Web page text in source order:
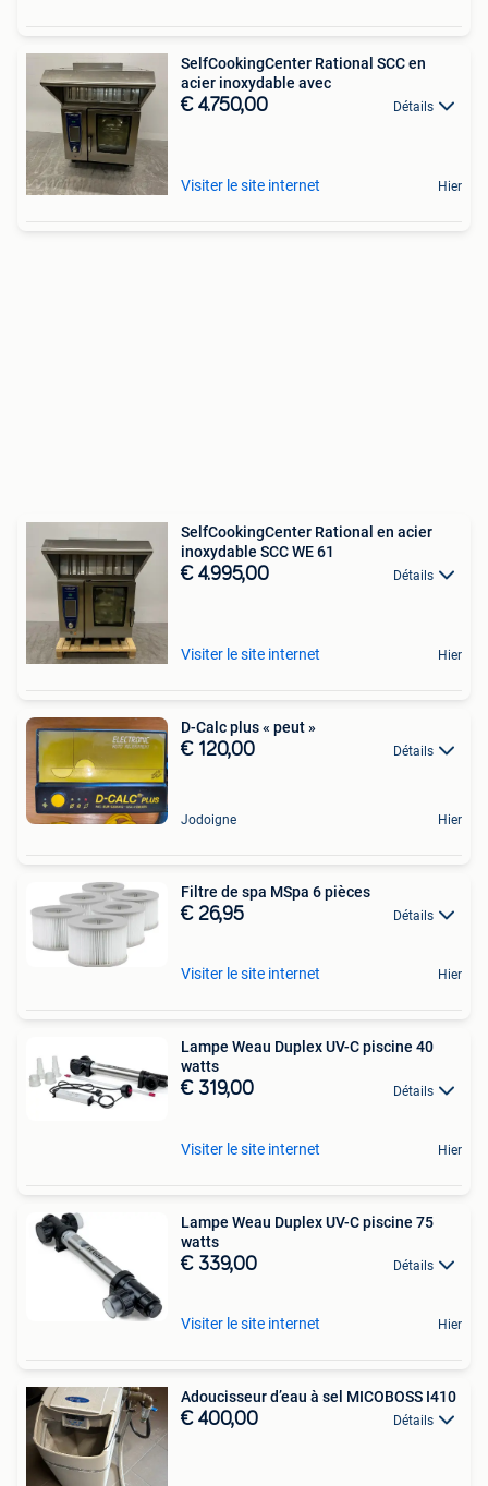
SelfCookingCenter Rational SCC en
acier inoxydable avec
€ 4.750,00 Détails
Visiter le site internet Hier
SelfCookingCenter Rational en acier
inoxydable SCC WE 61
€ 4.995,00 Détails
Visiter le site internet Hier
D-Calc plus « peut »
€ 120,00 Détails
Jodoigne Hier
Filtre de spa MSpa 6 pièces
€ 26,95 Détails
Visiter le site internet Hier
Lampe Weau Duplex UV-C piscine 40
watts
€ 319,00 Détails
Visiter le site internet Hier
Lampe Weau Duplex UV-C piscine 75
watts
€ 339,00 Détails
Visiter le site internet Hier
Adoucisseur d’eau à sel MICOBOSS I410
€ 400,00 Détails